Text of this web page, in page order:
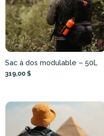
Sac à dos modulable – 50L
319,00 $